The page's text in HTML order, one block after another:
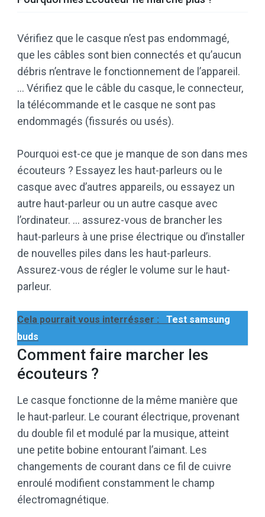
Vérifiez que le casque n’est pas endommagé,
que les câbles sont bien connectés et qu’aucun
débris n’entrave le fonctionnement de l’appareil.
… Vérifiez que le câble du casque, le connecteur,
la télécommande et le casque ne sont pas
endommagés (fissurés ou usés).
Pourquoi est-ce que je manque de son dans mes
écouteurs ? Essayez les haut-parleurs ou le
casque avec d’autres appareils, ou essayez un
autre haut-parleur ou un autre casque avec
l’ordinateur. … assurez-vous de brancher les
haut-parleurs à une prise électrique ou d’installer
de nouvelles piles dans les haut-parleurs.
Assurez-vous de régler le volume sur le haut-
parleur.
Cela pourrait vous interrésser :
Test samsung
buds
Comment faire marcher les
écouteurs ?
Le casque fonctionne de la même manière que
le haut-parleur. Le courant électrique, provenant
du double fil et modulé par la musique, atteint
une petite bobine entourant l’aimant. Les
changements de courant dans ce fil de cuivre
enroulé modifient constamment le champ
électromagnétique.